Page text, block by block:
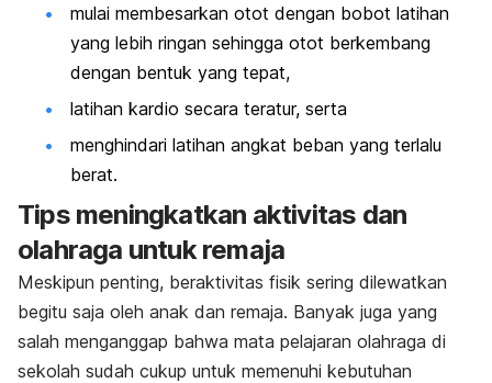
mulai membesarkan otot dengan bobot latihan
yang lebih ringan sehingga otot berkembang
dengan bentuk yang tepat,
latihan kardio secara teratur, serta
menghindari latihan angkat beban yang terlalu
berat.
Tips meningkatkan aktivitas dan
olahraga untuk remaja
Meskipun penting, beraktivitas fisik sering dilewatkan
begitu saja oleh anak dan remaja. Banyak juga yang
salah menganggap bahwa mata pelajaran olahraga di
sekolah sudah cukup untuk memenuhi kebutuhan